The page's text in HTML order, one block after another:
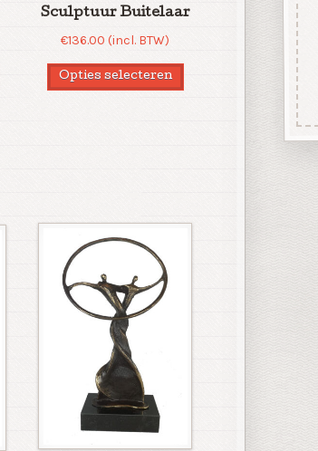
Sculptuur Buitelaar
€136.00 (incl. BTW)
Opties selecteren